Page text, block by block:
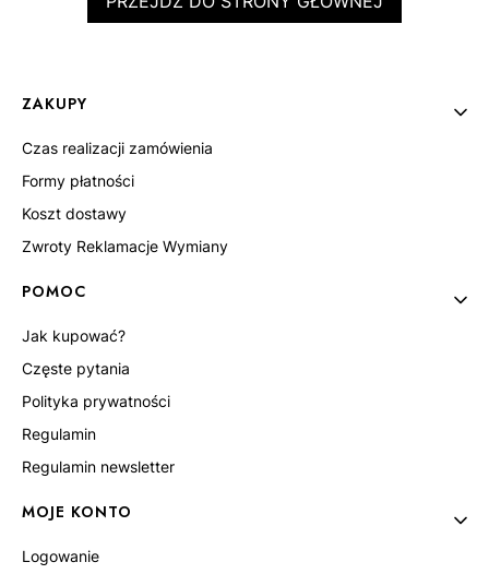
Linki w stopce
ZAKUPY
Czas realizacji zamówienia
Formy płatności
Koszt dostawy
Zwroty Reklamacje Wymiany
POMOC
Jak kupować?
Częste pytania
Polityka prywatności
Regulamin
Regulamin newsletter
MOJE KONTO
Logowanie